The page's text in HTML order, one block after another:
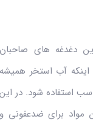
دغدغه های
آب استخر
استفاده شود. در
مواد برای ضدعفونی